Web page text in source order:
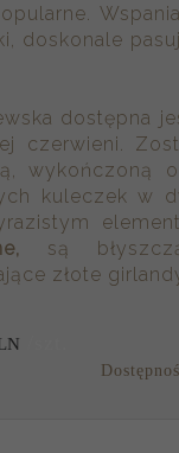
doskonale
dostępna
czerwieni.
wykończoną
kuleczek w
są
złote